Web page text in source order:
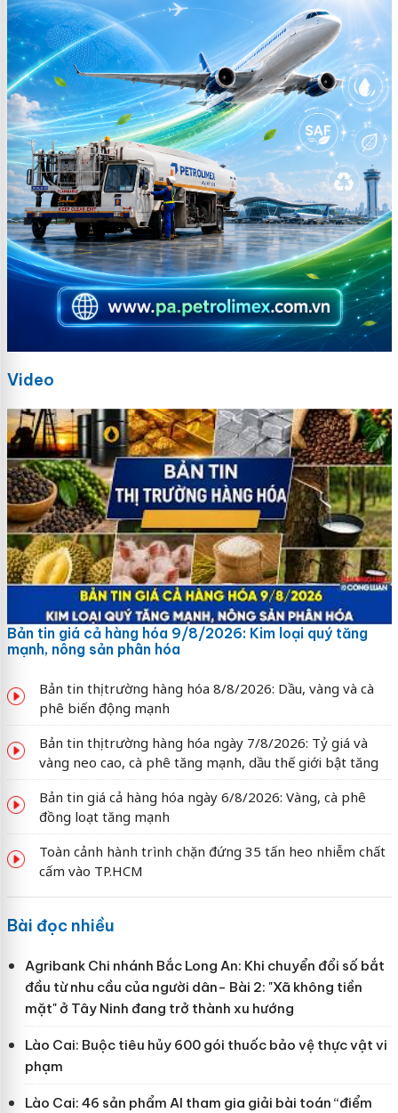
Video
Bản tin giá cả hàng hóa 9/8/2026: Kim loại quý tăng
mạnh, nông sản phân hóa
Bản tin thị trường hàng hóa 8/8/2026: Dầu, vàng và cà
phê biến động mạnh
Bản tin thị trường hàng hóa ngày 7/8/2026: Tỷ giá và
vàng neo cao, cà phê tăng mạnh, dầu thế giới bật tăng
Bản tin giá cả hàng hóa ngày 6/8/2026: Vàng, cà phê
đồng loạt tăng mạnh
Toàn cảnh hành trình chặn đứng 35 tấn heo nhiễm chất
cấm vào TP.HCM
Bài đọc nhiều
Agribank Chi nhánh Bắc Long An: Khi chuyển đổi số bắt
đầu từ nhu cầu của người dân- Bài 2: "Xã không tiền
mặt" ở Tây Ninh đang trở thành xu hướng
Lào Cai: Buộc tiêu hủy 600 gói thuốc bảo vệ thực vật vi
phạm
Lào Cai: 46 sản phẩm AI tham gia giải bài toán “điểm